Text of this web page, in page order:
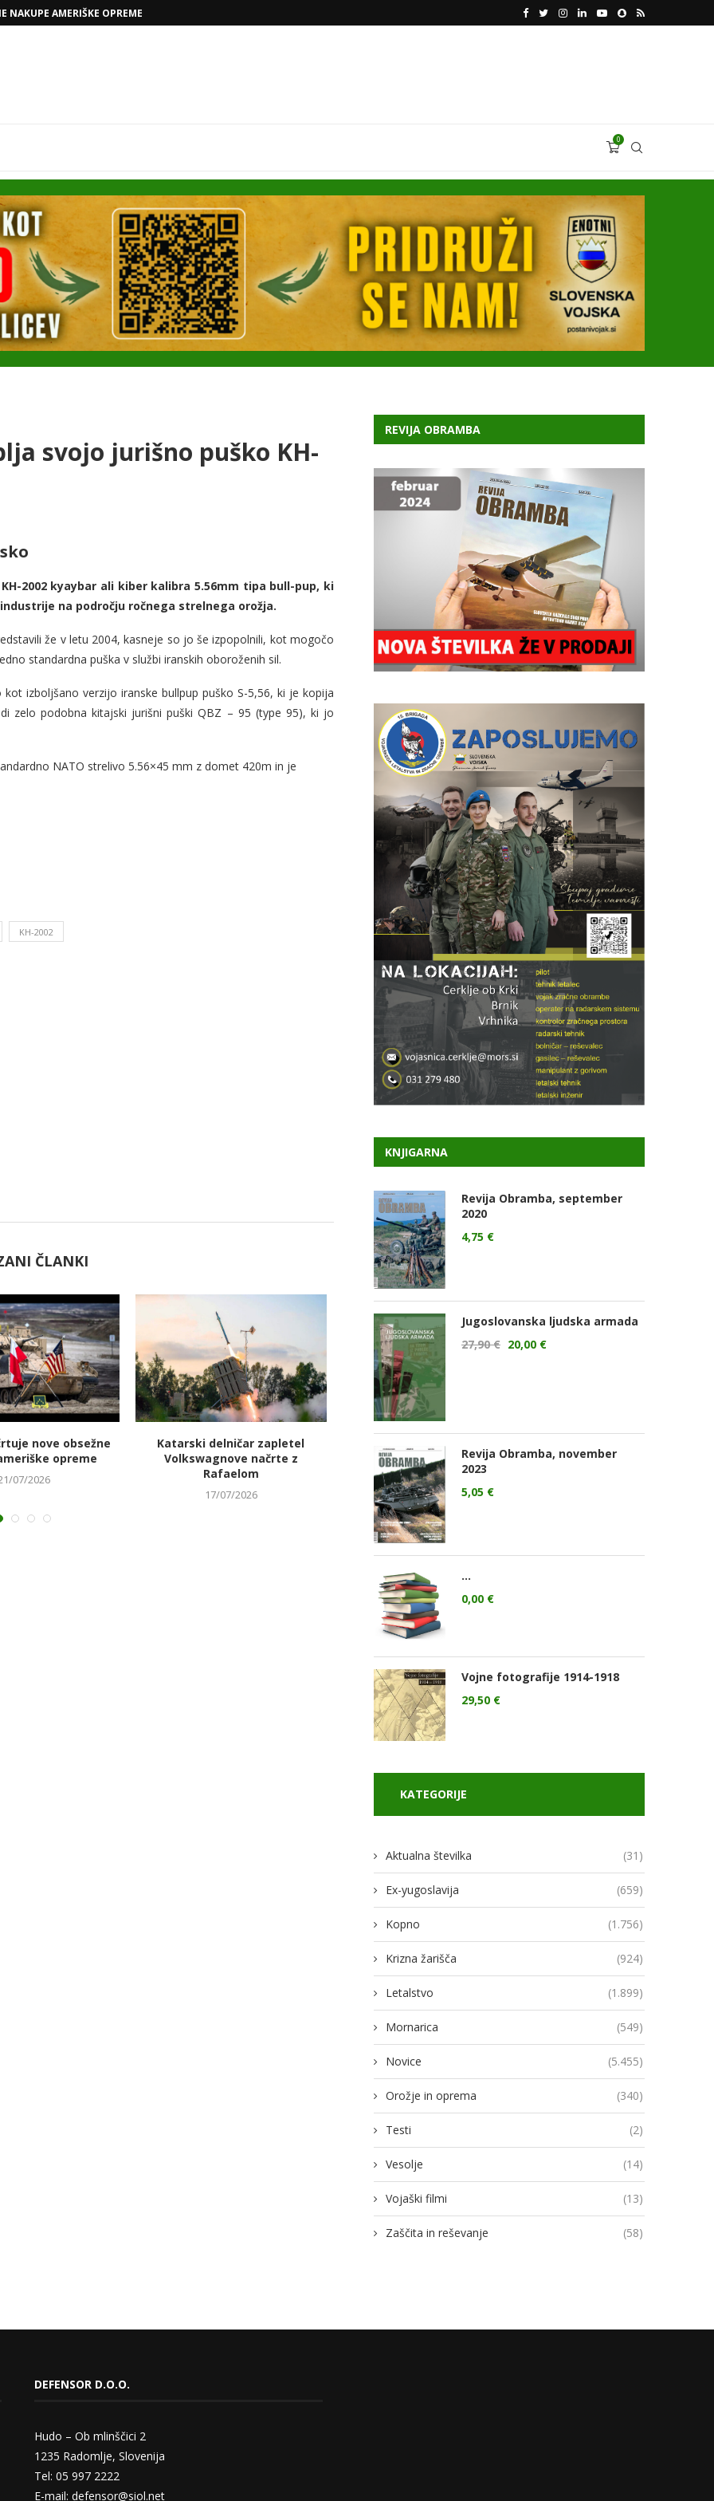
NAČRTE Z RAFAELOM VODJA UKROBORONPROMA HERMAN SMETANIN
0
svojo jurišno puško KH-
2002 kyaybar ali kiber kalibra 5.56mm tipa bull-pup, ki
na področju ročnega strelnega orožja.
že v letu 2004, kasneje so jo še izpopolnili, kot mogočo
standardna puška v službi iranskih oboroženih sil.
izboljšano verzijo iranske bullpup puško S-5,56, ki je kopija
zelo podobna kitajski jurišni puški QBZ – 95 (type 95), ki jo
NATO strelivo 5.56×45 mm z domet 420m in je
KH-2002
ČLANKI
nove obsežne
opreme
07/2026
Katarski delničar zapletel
Volkswagnove načrte z
Rafaelom
17/07/2026
Vodja Ukroboronproma Herman
Smetanin odstopil
14/07/2026
novimi gripni E
REVIJA OBRAMBA
KNJIGARNA
Revija Obramba, september
2020
4,75 €
Jugoslovanska ljudska armada
27,90€ 20,00 €
Revija Obramba, november
2023
5,05 €
...
0,00 €
Vojne fotografije 1914-1918
29,50 €
KATEGORIJE
Aktualna številka (31)
Ex-yugoslavija (659)
Kopno (1.756)
Krizna žarišča (924)
Letalstvo (1.899)
Mornarica (549)
Novice (5.455)
Orožje in oprema (340)
Testi (2)
Vesolje (14)
Vojaški filmi (13)
Zaščita in reševanje (58)
DEFENSOR D.O.O.
Hudo – Ob mlinščici 2
1235 Radomlje, Slovenija
Tel: 05 997 2222
E-mail: defensor@siol.net